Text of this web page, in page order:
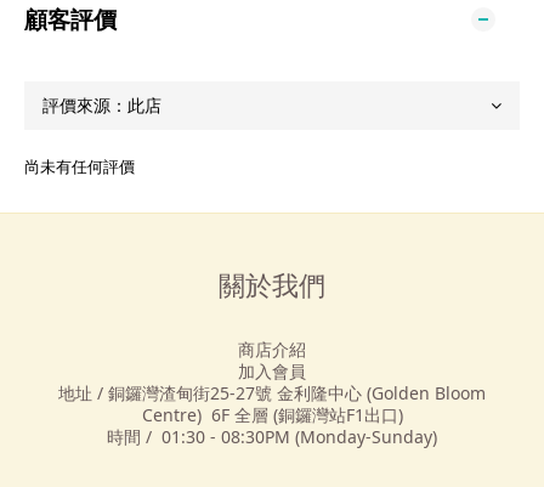
顧客評價
尚未有任何評價
關於我們
商店介紹
加入會員
地址 / 銅鑼灣渣甸街25-27號 金利隆中心 (Golden Bloom
Centre) 6F 全層 (銅鑼灣站F1出口)
時間 / 01:30 - 08:30PM (Monday-Sunday)